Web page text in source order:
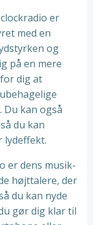
er
med en
og
på en mere
dig at
Du kan også
du kan
lydeffekt.
er dens musik-
højttalere, der
du kan nyde
gør dig klar til